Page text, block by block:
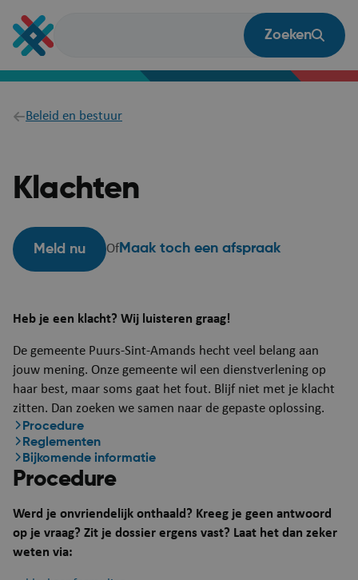
en
naar
inhoud
Zoeken
Breadcrumb
Beleid en bestuur
Klachten
Meld nu OfMaak toch een afspraak
​​​​​​​​​​​​​​​​Heb je een klacht? Wij luisteren graag!
De gemeente Puurs-Sint-Amands hecht veel belang aan
jouw mening. Onze gemeente wil een dienstverlening op
haar best, maar soms gaat het fout. Blijf niet met je klacht
zitten. Dan zoeken we samen naar de gepaste oplossing.
Procedure
Reglementen
Bijkomende informatie
Procedure
Werd je onvriendelijk onthaald? Kreeg je geen antwoord
op je vraag? Zit je dossier ergens vast? Laat het dan zeker
weten via: